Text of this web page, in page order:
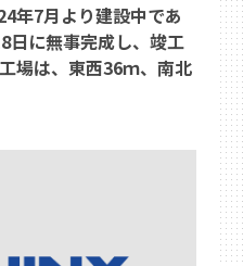
年7月より建設中であ
日に無事完成し、竣工
場は、東西36ｍ、南北